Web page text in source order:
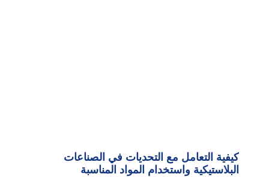
كيفية التعامل مع التحديات في الصناعات
البلاستيكية واستخدام المواد المناسبة